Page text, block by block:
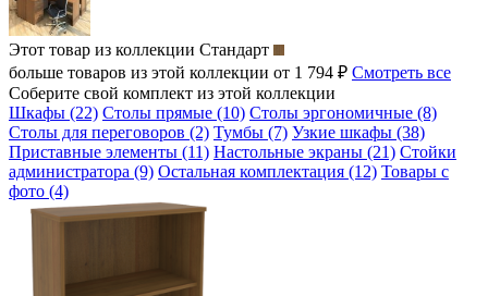
Этот товар из коллекции Стандарт
больше товаров из этой коллекции от 1 794 ₽ Смотреть все
Соберите свой комплект из этой коллекции
Шкафы (22) Столы прямые (10) Столы эргономичные (8)
Столы для переговоров (2) Тумбы (7) Узкие шкафы (38)
Приставные элементы (11) Настольные экраны (21) Стойки
администратора (9) Остальная комплектация (12) Товары с
фото (4)